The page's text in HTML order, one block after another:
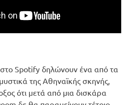
Spotify δηλώνουν ένα από τα
της Αθηναϊκής σκηνής,
ότι μετά από μια δισκάρα